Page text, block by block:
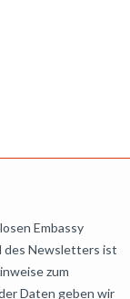
Embassy
des Newsletters ist
zum
Daten geben wir